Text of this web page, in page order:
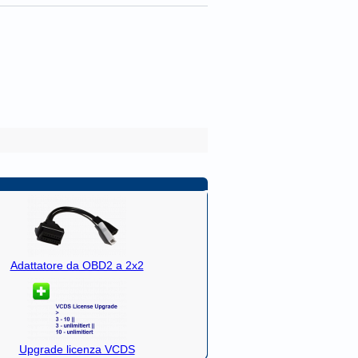
Adattatore da OBD2 a 2x2
Upgrade licenza VCDS